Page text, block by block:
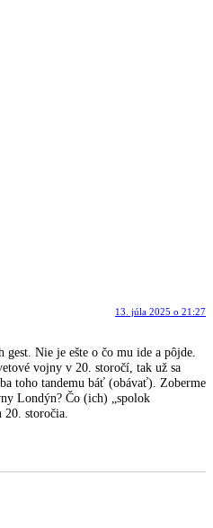
13. júla 2025 o 21:27
Nie je ešte o čo mu ide a pôjde.
vojny v 20. storočí, tak už sa
toho tandemu báť (obávať). Zoberme
Londýn? Čo (ich) „spolok
20. storočia.